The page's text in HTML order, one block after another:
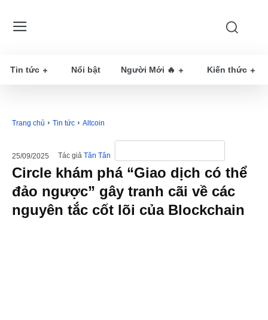
Tin tức Nổi bật Người Mới 🔥 Kiến thức
Trang chủ Tin tức Altcoin
25/09/2025 Tác giả Tân Tân
Circle khám phá “Giao dịch có thể
đảo ngược” gây tranh cãi về các
nguyên tắc cốt lõi của Blockchain